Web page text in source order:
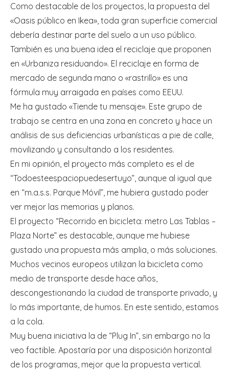
Como destacable de los proyectos, la propuesta del
«Oasis público en Ikea», toda gran superficie comercial
debería destinar parte del suelo a un uso público.
También es una buena idea el reciclaje que proponen
en «Urbaniza residuando». El reciclaje en forma de
mercado de segunda mano o «rastrillo» es una
fórmula muy arraigada en países como EEUU.
Me ha gustado «Tiende tu mensaje». Este grupo de
trabajo se centra en una zona en concreto y hace un
análisis de sus deficiencias urbanísticas a pie de calle,
movilizando y consultando a los residentes.
En mi opinión, el proyecto más completo es el de
“Todoesteespaciopuedesertuyo”, aunque al igual que
en “m.a.s.s. Parque Móvil”, me hubiera gustado poder
ver mejor las memorias y planos.
El proyecto “Recorrido en bicicleta: metro Las Tablas –
Plaza Norte” es destacable, aunque me hubiese
gustado una propuesta más amplia, o más soluciones.
Muchos vecinos europeos utilizan la bicicleta como
medio de transporte desde hace años,
descongestionando la ciudad de transporte privado, y
lo más importante, de humos. En este sentido, estamos
a la cola.
Muy buena iniciativa la de “Plug In”, sin embargo no la
veo factible. Apostaría por una disposición horizontal
de los programas, mejor que la propuesta vertical.